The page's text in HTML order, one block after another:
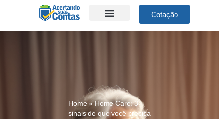
Cotação
Home»Home Care: 3
sinais de que você precisa